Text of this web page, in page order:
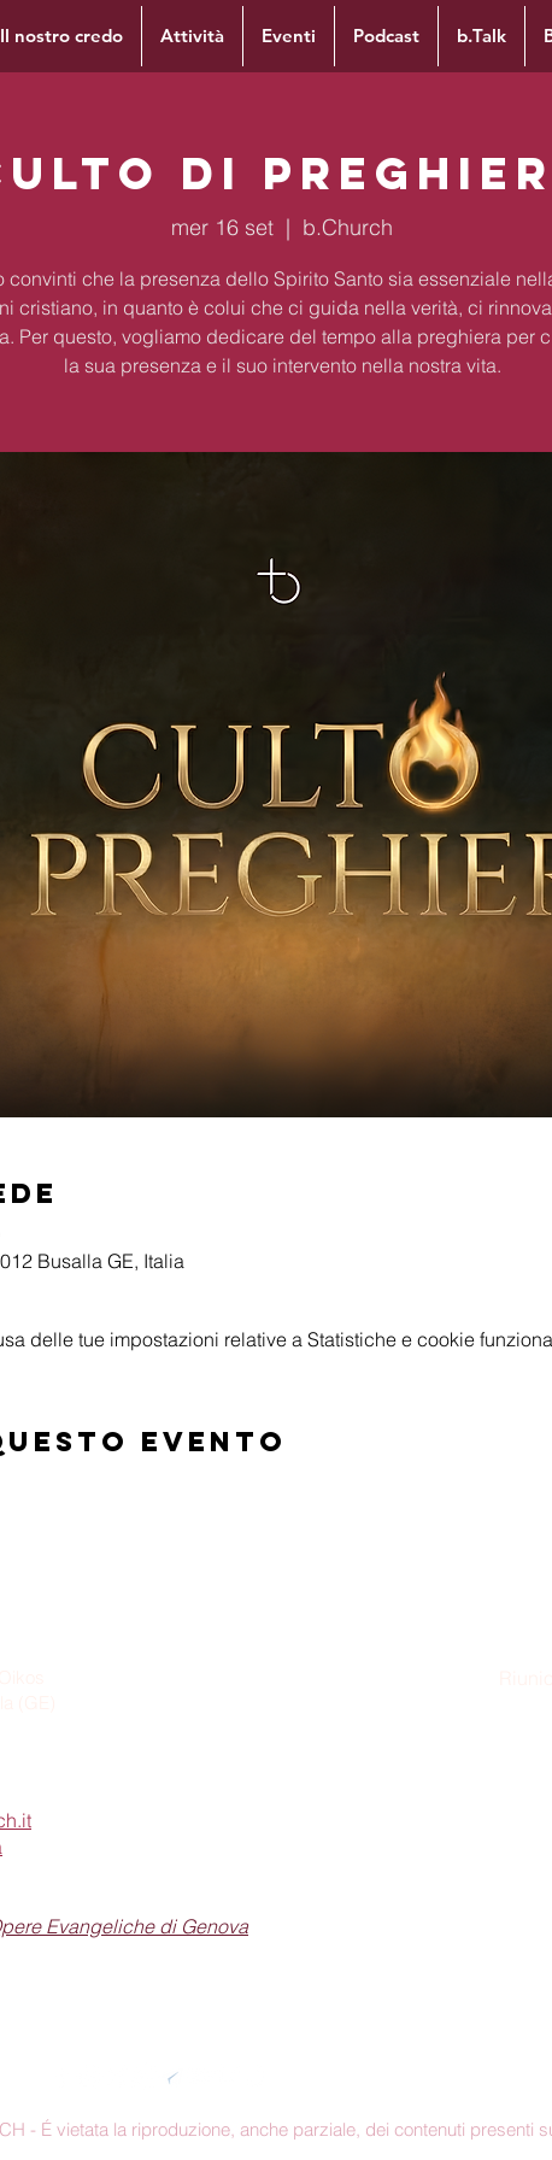
Il nostro credo Attività Eventi Podcast b.Talk
di
mer 16 set
  |
b.Church
convinti che la presenza dello Spirito Santo sia essenziale
cristiano, in quanto è colui che ci guida nella verità, ci
Per questo, vogliamo dedicare del tempo alla preghiera per
la sua presenza e il suo intervento nella nostra vita.
Busalla GE, Italia
delle tue impostazioni relative a Statistiche e cookie
evento
Evangeliche di Genova
- É vietata la riproduzione, anche parziale, dei contenuti presenti